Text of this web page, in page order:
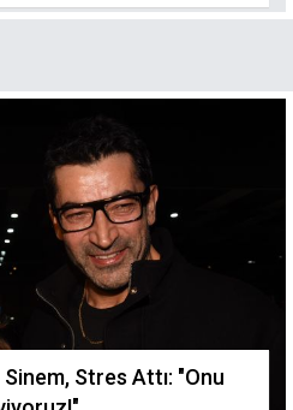
Stres Attı: "Onu